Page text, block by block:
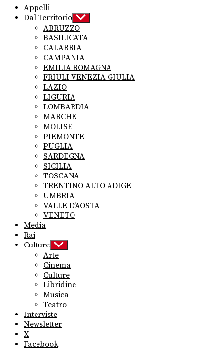
Appelli
Dal Territorio Show
sub
menu
ABRUZZO
BASILICATA
CALABRIA
CAMPANIA
EMILIA ROMAGNA
FRIULI VENEZIA GIULIA
LAZIO
LIGURIA
LOMBARDIA
MARCHE
MOLISE
PIEMONTE
PUGLIA
SARDEGNA
SICILIA
TOSCANA
TRENTINO ALTO ADIGE
UMBRIA
VALLE D’AOSTA
VENETO
Media
Rai
Culture Show
sub
menu
Arte
Cinema
Culture
Libridine
Musica
Teatro
Interviste
Newsletter
X
Facebook